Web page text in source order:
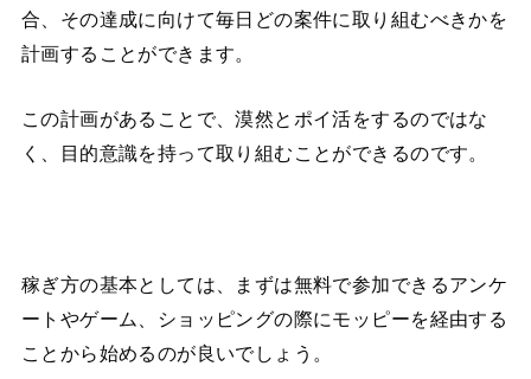
合、その達成に向けて毎日どの案件に取り組むべきかを
計画することができます。
この計画があることで、漠然とポイ活をするのではな
く、目的意識を持って取り組むことができるのです。
稼ぎ方の基本としては、まずは無料で参加できるアンケ
ートやゲーム、ショッピングの際にモッピーを経由する
ことから始めるのが良いでしょう。